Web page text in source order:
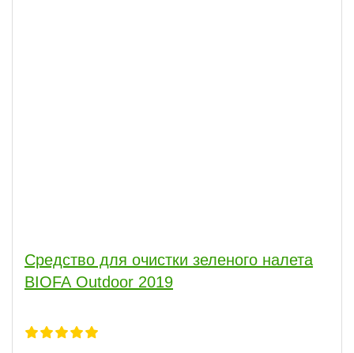
Средство для очистки зеленого налета
BIOFA Outdoor 2019